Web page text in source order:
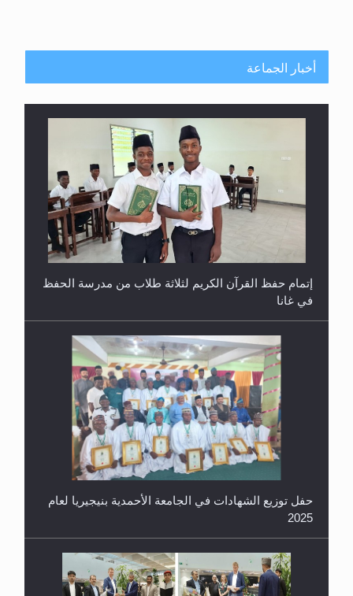
أخبار الجماعة
إتمام حفظ القرآن الكريم لثلاثة طلاب من مدرسة الحفظ
في غانا
حفل توزيع الشهادات في الجامعة الأحمدية بنيجيريا لعام
2025